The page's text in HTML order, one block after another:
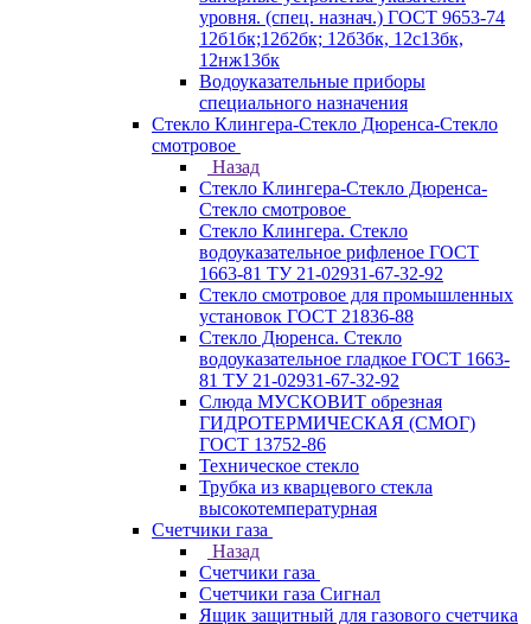
уровня. (спец. назнач.) ГОСТ 9653-74
12б1бк;12б2бк; 12б3бк, 12с13бк,
12нж13бк
Водоуказательные приборы
специального назначения
Стекло Клингера-Стекло Дюренса-Стекло
смотровое
Назад
Стекло Клингера-Стекло Дюренса-
Стекло смотровое
Стекло Клингера. Стекло
водоуказательное рифленое ГОСТ
1663-81 ТУ 21-02931-67-32-92
Стекло смотровое для промышленных
установок ГОСТ 21836-88
Стекло Дюренса. Стекло
водоуказательное гладкое ГОСТ 1663-
81 ТУ 21-02931-67-32-92
Слюда МУСКОВИТ обрезная
ГИДРОТЕРМИЧЕСКАЯ (СМОГ)
ГОСТ 13752-86
Техническое стекло
Трубка из кварцевого стекла
высокотемпературная
Счетчики газа
Назад
Счетчики газа
Счетчики газа Сигнал
Ящик защитный для газового счетчика